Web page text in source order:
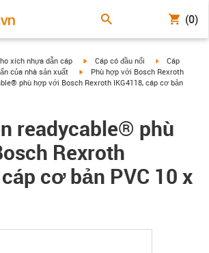
(0)
arrow-right
xích nhựa dẫn cáp igus-icon-arrow-right
Cáp có đầu nối igus-icon-
Cáp
của nhà sản xuất
igus-icon-arrow-right
Phù hợp với Bosch Rexroth
phù hợp với Bosch Rexroth IKG4118, cáp cơ bản
readycable® phù
Rexroth
cơ bản PVC 10 x